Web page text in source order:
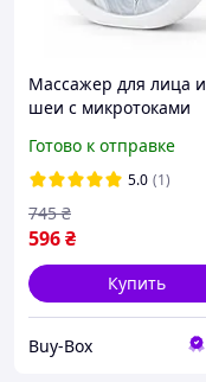
Массажер для лица и
шеи с микротоками
для лифтинга
омоложения
аккумуляторный Swan
Beauty Q3
Готово к отправке
5.0 (1)
596₴
745 ₴
Купить
Buy-Box